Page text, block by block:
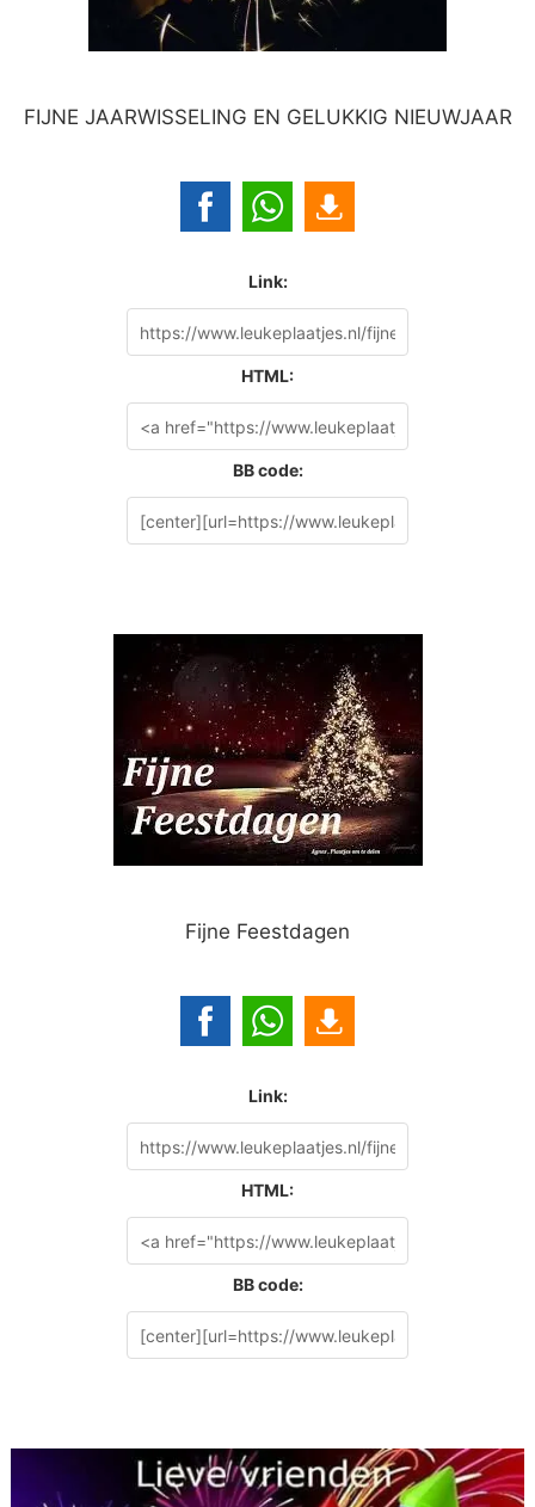
FIJNE JAARWISSELING EN GELUKKIG NIEUWJAAR
Link:
HTML:
BB code:
Fijne Feestdagen
Link:
HTML:
BB code: